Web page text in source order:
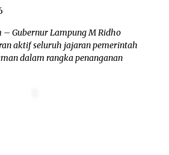
– Gubernur Lampung M Ridho
aktif seluruh jajaran pemerintah
dalam rangka penanganan